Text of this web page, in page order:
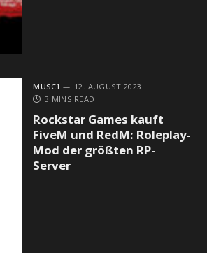
MUSC1
12. AUGUST 2023
3 MINS READ
Rockstar Games kauft
FiveM und RedM: Roleplay-
Mod der größten RP-
Server